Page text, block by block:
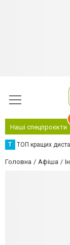
Наші спецпроєкти
Т ТОП кращих
Головна Афіша